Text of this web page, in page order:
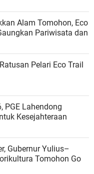
Alam Tomohon, Eco
Pariwisata dan
Pelari Eco Trail
PGE Lahendong
Kesejahteraan
Gubernur Yulius–
Tomohon Go